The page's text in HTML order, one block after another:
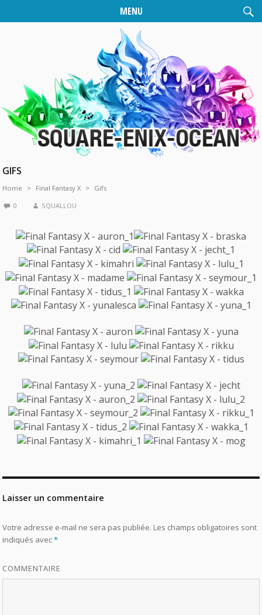
MENU
GIFS
Home Final Fantasy X
Gifs
0
SQUALLOU
Laisser un commentaire
Votre adresse e-mail ne sera pas publiée. Les champs obligatoires sont
indiqués avec*
COMMENTAIRE